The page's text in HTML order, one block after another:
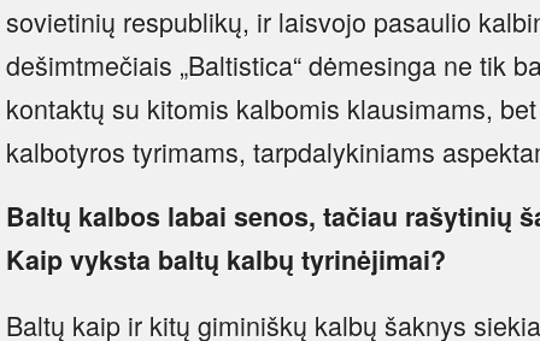
sovietinių respublikų, ir laisvojo pasaulio
dešimtmečiais „Baltistica“ dėmesinga ne tik
kontaktų su kitomis kalbomis klausimams,
kalbotyros tyrimams, tarpdalykiniams
Baltų kalbos labai senos, tačiau rašytinių
Kaip vyksta baltų kalbų tyrinėjimai?
Baltų kaip ir kitų giminiškų kalbų šaknys